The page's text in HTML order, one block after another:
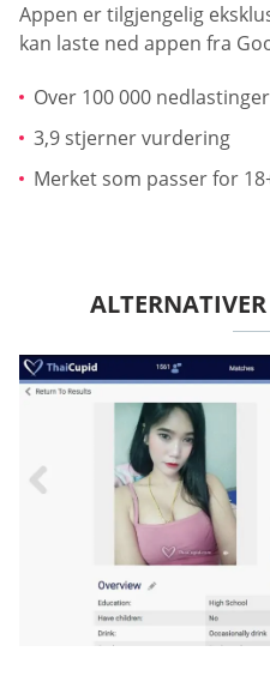
Appen er tilgjengelig
kan laste ned appen fra
Over 100 000 nedlastinger
3,9 stjerner vurdering
Merket som passer for